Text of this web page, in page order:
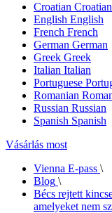
Croatian Croatian
English English
French French
German German
Greek Greek
Italian Italian
Portuguese
Romanian
Russian Russian
Spanish Spanish
Vásárlás most
Vienna E-pass \
Blog \
Bécs rejtett
amelyeket nem